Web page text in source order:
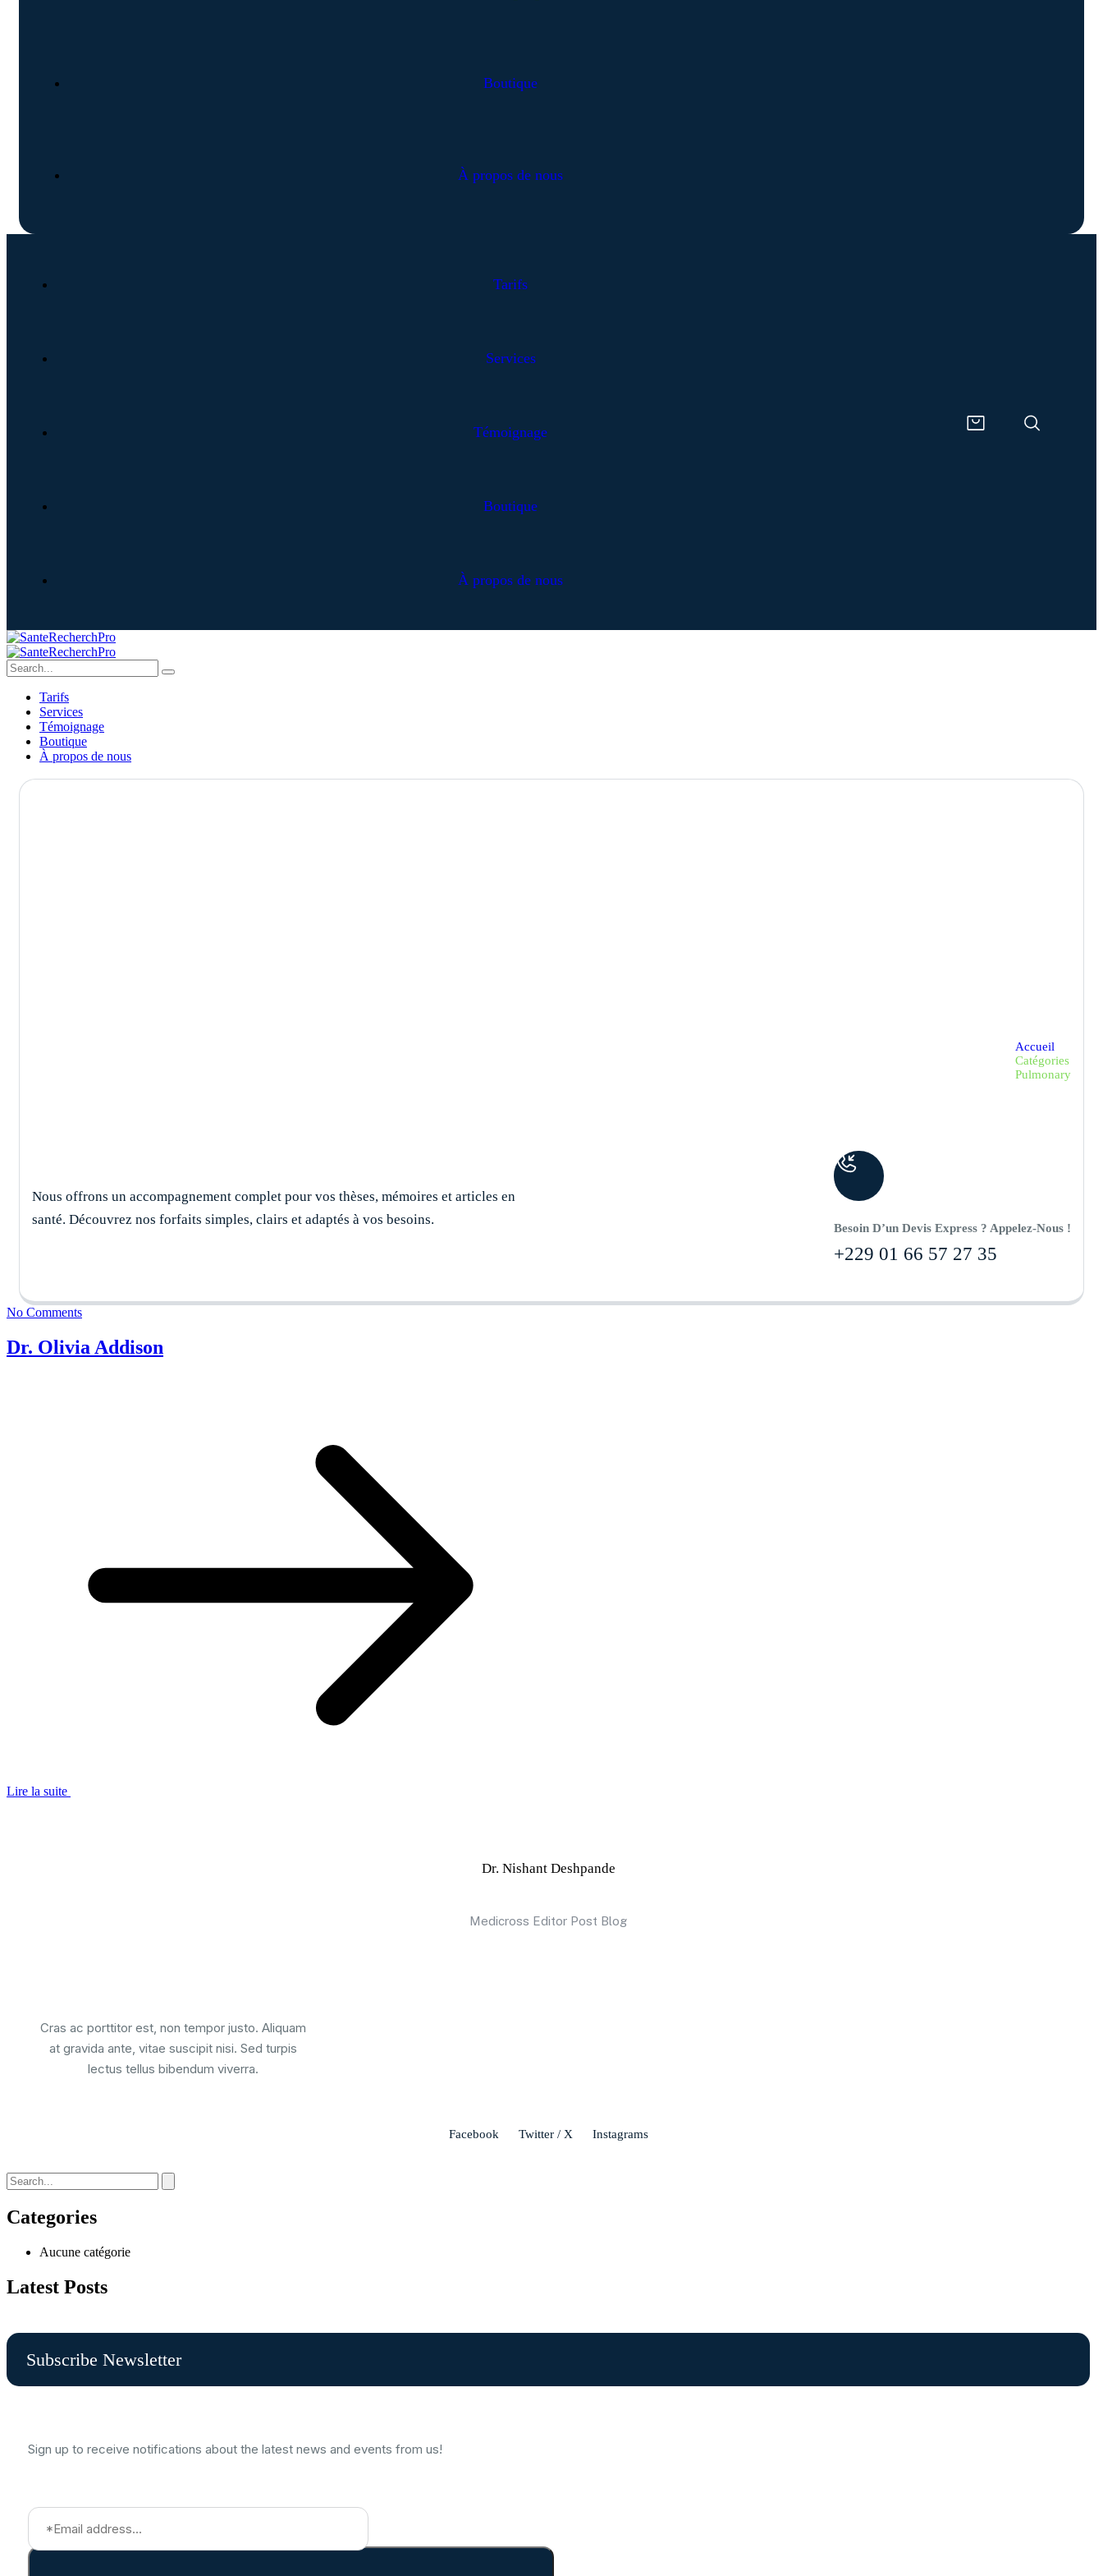
Boutique
À propos de nous
Tarifs
Services
Témoignage
Boutique
À propos de nous
Tarifs
Services
Témoignage
Boutique
À propos de nous
Accueil
Catégories
Pulmonary
Nous offrons un accompagnement complet pour vos thèses, mémoires et articles en
santé. Découvrez nos forfaits simples, clairs et adaptés à vos besoins.
Besoin D’un Devis Express ? Appelez-Nous !
+229 01 66 57 27 35
No Comments
Dr. Olivia Addison
Lire la suite
Dr. Nishant Deshpande
Medicross Editor Post Blog
Cras ac porttitor est, non tempor justo. Aliquam
at gravida ante, vitae suscipit nisi. Sed turpis
lectus tellus bibendum viverra.
Facebook Twitter / X Instagrams
Categories
Aucune catégorie
Latest Posts
Subscribe Newsletter
Sign up to receive notifications about the latest news and events from us!